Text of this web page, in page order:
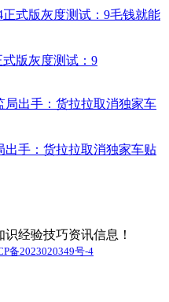
式版灰度测试：9
出手：货拉拉取消独家车贴
经验技巧资讯信息！
备2023020349号-4